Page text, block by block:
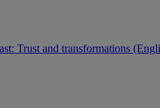
Trust and transformations